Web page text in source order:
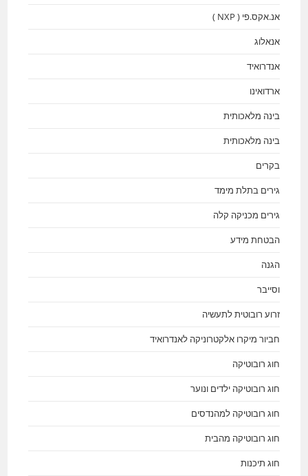
אנ.אקס.פי ( NXP )
אנאלוג
אנדרואיד
ארדואינו
בינה מלאכותית
בינה מלאכותית
בקרים
גירים בתלת מימד
גירים מכניקה קלה
הבטחת מידע
הגנה
וסייבר
זרוע רובוטית לתעשיה
חביור מיקרו אלקטרוניקה לאנדרואיד
חוג רובוטיקה
חוג רובוטיקה ילדים ונוער
חוג רובוטיקה למהנדסים
חוג רובוטיקה מהבית
חוג תיכנות